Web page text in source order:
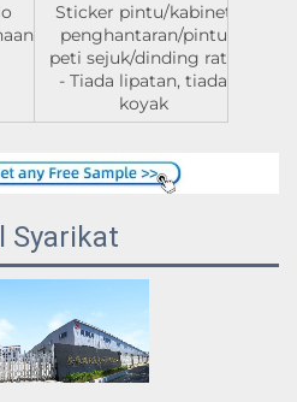
Sticker pintu/kabinet
penghantaran/pintu
peti sejuk/dinding rata
- Tiada lipatan, tiada
koyak
Syarikat